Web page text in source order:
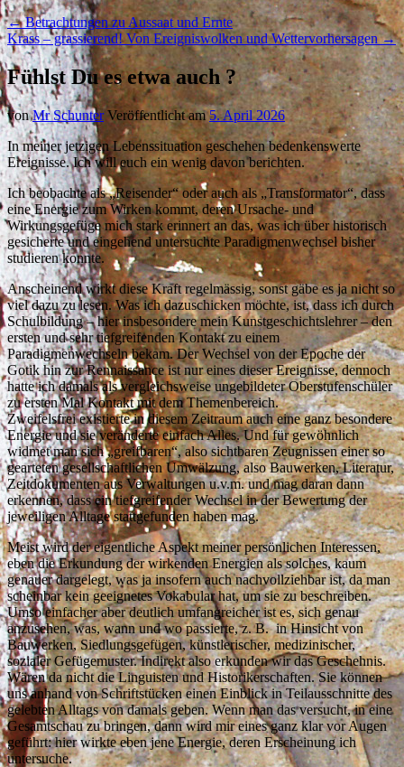
←Betrachtungen zu Aussaat und Ernte
Krass – grassierend! Von Ereigniswolken und Wettervorhersagen→
Fühlst Du es etwa auch ?
von Mr Schunter Veröffentlicht am 5. April 2026
In meiner jetzigen Lebenssituation geschehen bedenkenswerte
Ereignisse. Ich will euch ein wenig davon berichten.
Ich beobachte als „Reisender“ oder auch als „Transformator“, dass
eine Energie zum Wirken kommt, deren Ursache- und
Wirkungsgefüge mich stark erinnert an das, was ich über historisch
gesicherte und eingehend untersuchte Paradigmenwechsel bisher
studieren konnte.
Anscheinend wirkt diese Kraft regelmässig, sonst gäbe es ja nicht so
viel dazu zu lesen. Was ich dazuschicken möchte, ist, dass ich durch
Schulbildung – hier insbesondere mein Kunstgeschichtslehrer – den
ersten und sehr tiefgreifenden Kontakt zu einem
Paradigmenwechseln bekam. Der Wechsel von der Epoche der
Gotik hin zur Rennaissance ist nur eines dieser Ereignisse, dennoch
hatte ich damals als vergleichsweise ungebildeter Oberstufenschüler
zu ersten Mal Kontakt mit dem Themenbereich.
Zweifelsfrei existierte in diesem Zeitraum auch eine ganz besondere
Energie und sie veränderte einfach Alles. Und für gewöhnlich
widmet man sich „greifbaren“, also sichtbaren Zeugnissen einer so
gearteten gesellschaftlichen Umwälzung, also Bauwerken, Literatur,
Zeitdokumenten aus Verwaltungen u.v.m. und mag daran dann
erkennen, dass ein tiefgreifender Wechsel in der Bewertung der
jeweiligen Alltage stattgefunden haben mag.
Meist wird der eigentliche Aspekt meiner persönlichen Interessen,
eben die Erkundung der wirkenden Energien als solches, kaum
genauer dargelegt, was ja insofern auch nachvollziehbar ist, da man
scheinbar kein geeignetes Vokabular hat, um sie zu beschreiben.
Umso einfacher aber deutlich umfangreicher ist es, sich genau
anzusehen, was, wann und wo passierte, z. B. in Hinsicht von
Bauwerken, Siedlungsgefügen, künstlerischer, medizinischer,
sozialer Gefügemuster. Indirekt also erkunden wir das Geschehnis.
Wären da nicht die Linguisten und Historikerschaften. Sie können
uns anhand von Schriftstücken einen Einblick in Teilausschnitte des
gelebten Alltags von damals geben. Wenn man das versucht, in eine
Gesamtschau zu bringen, dann wird mir eines ganz klar vor Augen
geführt: hier wirkte eben jene Energie, deren Erscheinung ich
untersuche.